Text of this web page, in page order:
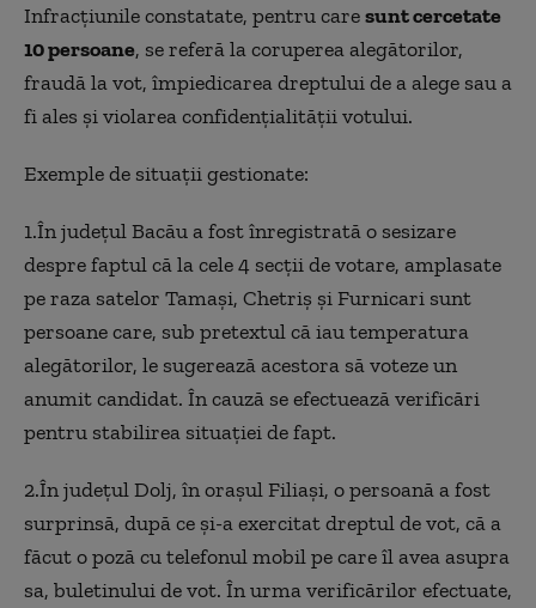
Infracțiunile constatate, pentru caresunt cercetate
10 persoane, se referă la coruperea alegătorilor,
fraudă la vot, împiedicarea dreptului de a alege sau a
fi ales și violarea confidențialității votului.
Exemple de situații gestionate:
1.În județul Bacău a fost înregistrată o sesizare
despre faptul că la cele 4 secții de votare, amplasate
pe raza satelor Tamași, Chetriș și Furnicari sunt
persoane care, sub pretextul că iau temperatura
alegătorilor, le sugerează acestora să voteze un
anumit candidat. În cauză se efectuează verificări
pentru stabilirea situației de fapt.
2.În județul Dolj, în orașul Filiași, o persoană a fost
surprinsă, după ce și-a exercitat dreptul de vot, că a
făcut o poză cu telefonul mobil pe care îl avea asupra
sa, buletinului de vot. În urma verificărilor efectuate,